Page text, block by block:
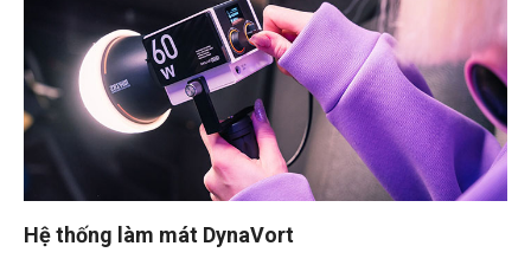
Hệ thống làm mát DynaVort